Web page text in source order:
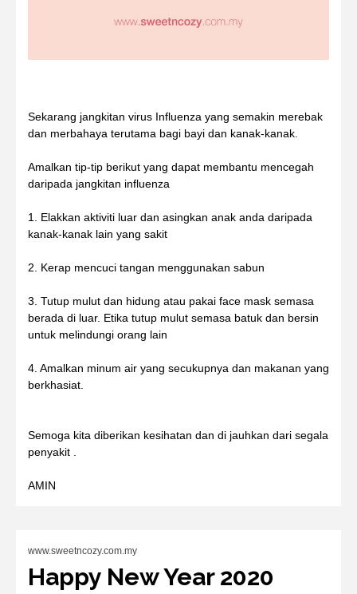
Sekarang jangkitan virus Influenza yang semakin merebak
dan merbahaya terutama bagi bayi dan kanak-kanak.
Amalkan tip-tip berikut yang dapat membantu mencegah
daripada jangkitan influenza
1. Elakkan aktiviti luar dan asingkan anak anda daripada
kanak-kanak lain yang sakit
2. Kerap mencuci tangan menggunakan sabun
3. Tutup mulut dan hidung atau pakai face mask semasa
berada di luar. Etika tutup mulut semasa batuk dan bersin
untuk melindungi orang lain
4. Amalkan minum air yang secukupnya dan makanan yang
berkhasiat.
Semoga kita diberikan kesihatan dan di jauhkan dari segala
penyakit .
AMIN
www.sweetncozy.com.my
Happy New Year 2020